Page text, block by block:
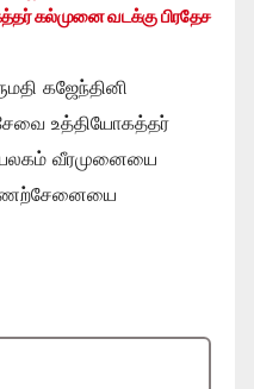
கல்முனை வடக்கு பிரதேச
கஜேந்தினி
உத்தியோகத்தர்
வீரமுனையை
மணற்சேனையை